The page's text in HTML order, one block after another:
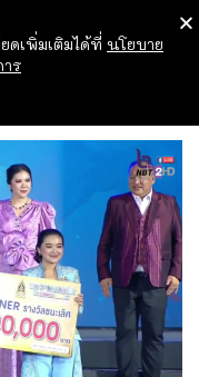
ดเพิ่มเติมได้ที่ นโยบาย
ร